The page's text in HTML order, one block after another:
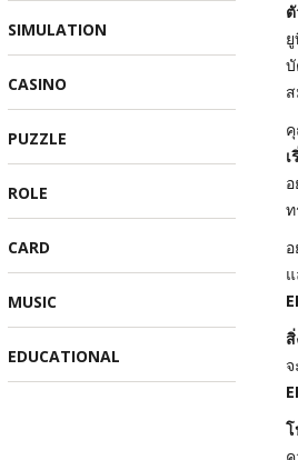
SIMULATION
CASINO
PUZZLE
ROLE
CARD
MUSIC
EDUCATIONAL